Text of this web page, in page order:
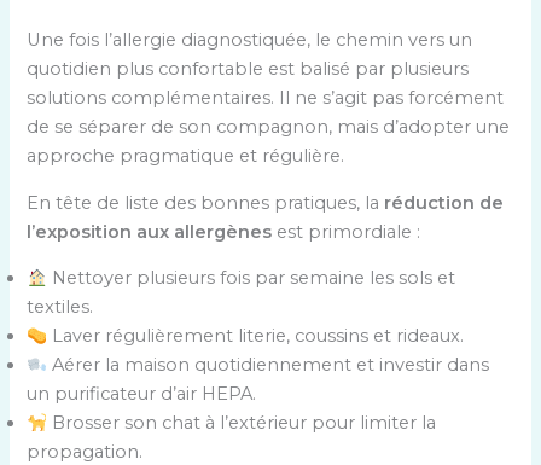
Une fois l’allergie diagnostiquée, le chemin vers un
quotidien plus confortable est balisé par plusieurs
solutions complémentaires. Il ne s’agit pas forcément
de se séparer de son compagnon, mais d’adopter une
approche pragmatique et régulière.
En tête de liste des bonnes pratiques, la réduction de
l’exposition aux allergènes est primordiale :
Nettoyer plusieurs fois par semaine les sols et
textiles.
Laver régulièrement literie, coussins et rideaux.
Aérer la maison quotidiennement et investir dans
un purificateur d’air HEPA.
Brosser son chat à l’extérieur pour limiter la
propagation.